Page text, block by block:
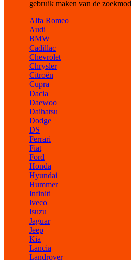
gebruik maken van de
Alfa Romeo
Audi
BMW
Cadillac
Chevrolet
Chrysler
Citroën
Cupra
Dacia
Daewoo
Daihatsu
Dodge
DS
Ferrari
Fiat
Ford
Honda
Hyundai
Hummer
Infiniti
Iveco
Isuzu
Jaguar
Jeep
Kia
Lancia
Landrover